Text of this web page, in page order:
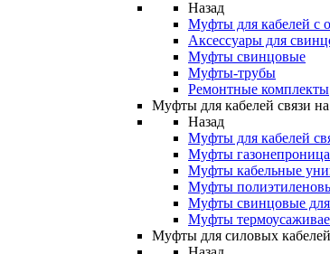
Назад
Муфты для кабелей с
Аксессуары для
Муфты свинцовые
Муфты-трубы
Ремонтные комплекты
Муфты для кабелей связи
Назад
Муфты для кабелей
Муфты
Муфты кабельные
Муфты
Муфты свинцовые
Муфты
Муфты для силовых кабелей